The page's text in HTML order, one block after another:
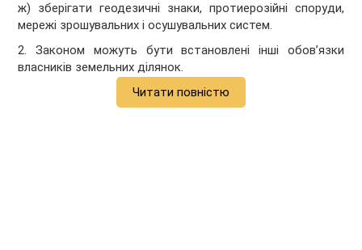
ж) зберігати геодезичні знаки, протиерозійні споруди,
мережі зрошувальних і осушувальних систем.
2. Законом можуть бути встановлені інші обов’язки
власників земельних ділянок.
Читати повністю